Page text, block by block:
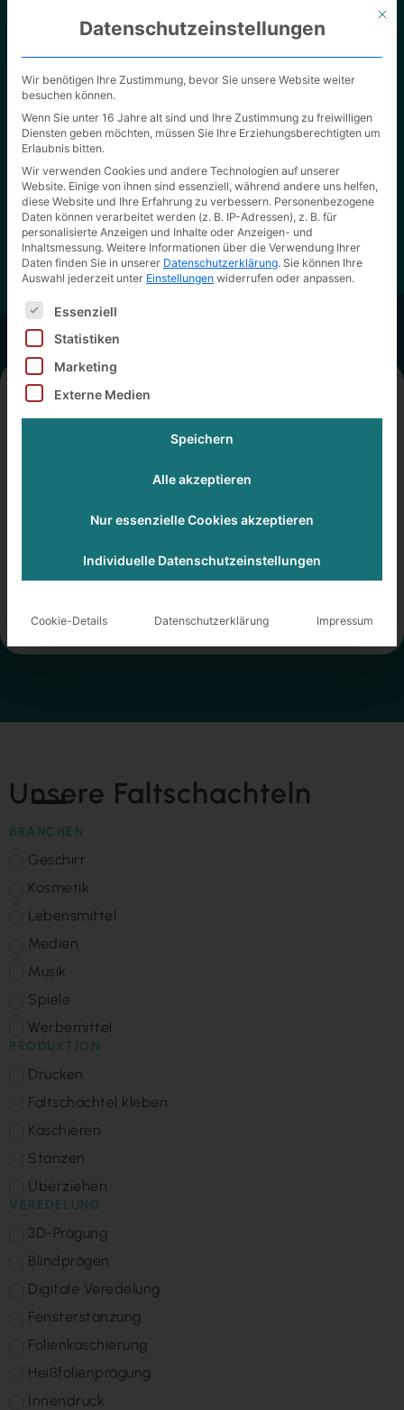
Unsere Verpackungslösungen
Überzeugen Sie sich selbst von der hohen
Qualität unserer Arbeit.
Faltschachtel
Lorem ipsum dolor sit amet, consectetur
adipiscing elit.
Produktbeispiele
Unsere Faltschachteln
BRANCHEN
Geschirr
Kosmetik
Lebensmittel
Medien
Musik
Spiele
Werbemittel
PRODUKTION
Drucken
Faltschachtel kleben
Kaschieren
Stanzen
Überziehen
VEREDELUNG
3D-Prägung
Blindprägen
Digitale Veredelung
Fensterstanzung
Folienkaschierung
Heißfolienprägung
Innendruck
Mit
Datenschutzeinstellungen
Wir benötigen Ihre Zustimmung, bevor Sie unsere Website weiter
besuchen können.
Wenn Sie unter 16 Jahre alt sind und Ihre Zustimmung zu freiwilligen
Diensten geben möchten, müssen Sie Ihre Erziehungsberechtigten um
Erlaubnis bitten.
Wir verwenden Cookies und andere Technologien auf unserer
Website. Einige von ihnen sind essenziell, während andere uns helfen,
diese Website und Ihre Erfahrung zu verbessern. Personenbezogene
Daten können verarbeitet werden (z. B. IP-Adressen), z. B. für
personalisierte Anzeigen und Inhalte oder Anzeigen- und
Inhaltsmessung. Weitere Informationen über die Verwendung Ihrer
Daten finden Sie in unserer Datenschutzerklärung. Sie können Ihre
Auswahl jederzeit unter Einstellungen widerrufen oder anpassen.
Es folgt eine Liste der Service-Gruppen, für die eine
Essenziell
Statistiken
Marketing
Externe Medien
Speichern
Alle akzeptieren
Nur essenzielle Cookies akzeptieren
Individuelle Datenschutzeinstellungen
Cookie-Details Datenschutzerklärung Impressum